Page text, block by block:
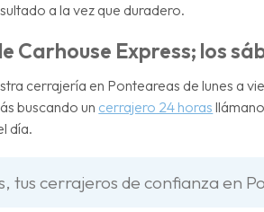
a la vez que duradero.
Carhouse Express; los
cerrajería en Ponteareas de lunes a
buscando un cerrajero 24 horas
día.
tus cerrajeros de confianza en